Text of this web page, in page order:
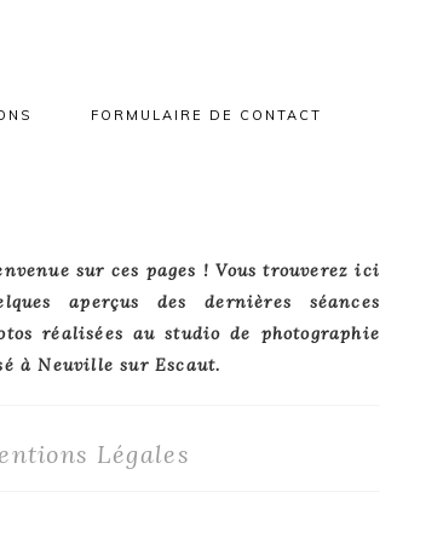
FORMULAIRE DE CONTACT
sur ces pages ! Vous trouverez ici
aperçus des dernières séances
réalisées au studio de photographie
à Neuville sur Escaut.
Légales